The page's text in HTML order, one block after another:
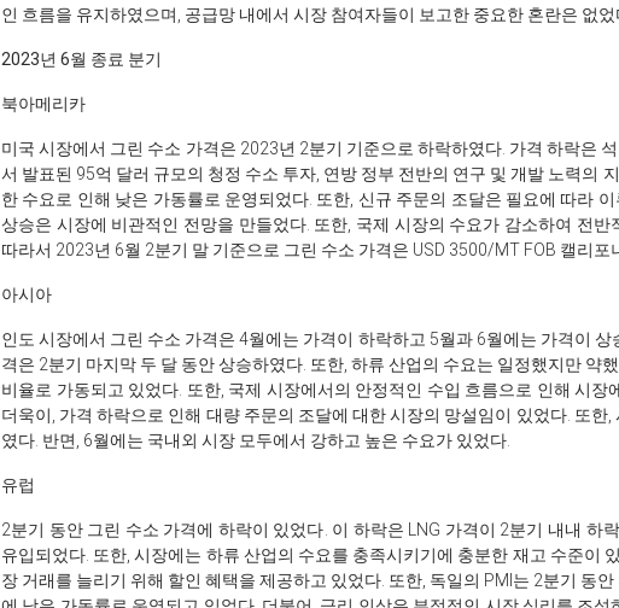
인 흐름을 유지하였으며, 공급망 내에서 시장 참여자들이 보고한 중요한 혼란은 없었
2023년 6월 종료 분기
북아메리카
미국 시장에서 그린 수소 가격은 2023년 2분기 기준으로 하락하였다. 가격 하락은
서 발표된 95억 달러 규모의 청정 수소 투자, 연방 정부 전반의 연구 및 개발 노력의
한 수요로 인해 낮은 가동률로 운영되었다. 또한, 신규 주문의 조달은 필요에 따라
상승은 시장에 비관적인 전망을 만들었다. 또한, 국제 시장의 수요가 감소하여 전
따라서 2023년 6월 2분기 말 기준으로 그린 수소 가격은 USD 3500/MT FOB 캘리포
아시아
인도 시장에서 그린 수소 가격은 4월에는 가격이 하락하고 5월과 6월에는 가격이
격은 2분기 마지막 두 달 동안 상승하였다. 또한, 하류 산업의 수요는 일정했지만
비율로 가동되고 있었다. 또한, 국제 시장에서의 안정적인 수입 흐름으로 인해 시
더욱이, 가격 하락으로 인해 대량 주문의 조달에 대한 시장의 망설임이 있었다. 또
였다. 반면, 6월에는 국내외 시장 모두에서 강하고 높은 수요가 있었다.
유럽
2분기 동안 그린 수소 가격에 하락이 있었다. 이 하락은 LNG 가격이 2분기 내내
유입되었다. 또한, 시장에는 하류 산업의 수요를 충족시키기에 충분한 재고 수준이
장 거래를 늘리기 위해 할인 혜택을 제공하고 있었다. 또한, 독일의 PMI는 2분기 동